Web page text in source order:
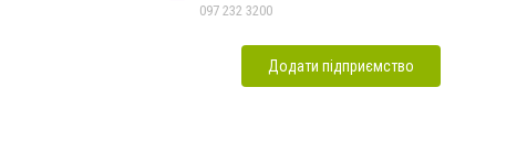
097 232 3200
Додати підприємство